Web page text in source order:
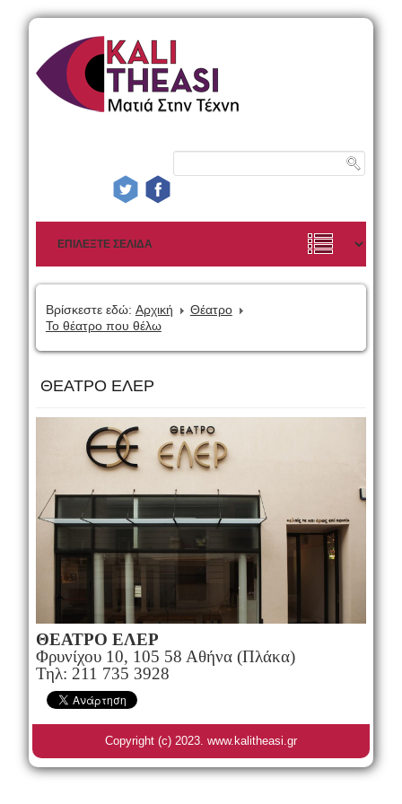
Βρίσκεστε εδώ: Αρχική
Θέατρο
Το θέατρο που θέλω
ΘΕΑΤΡΟ ΕΛΕΡ
ΘΕΑΤΡΟ ΕΛΕΡ
Φρυνίχου 10, 105 58 Αθήνα (Πλάκα)
Τηλ: 211 735 3928
Copyright (c) 2023. www.kalitheasi.gr